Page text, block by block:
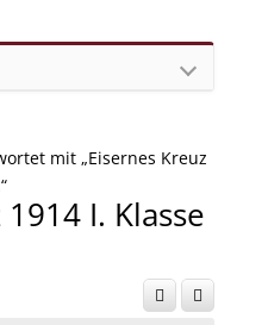
mit „Eisernes Kreuz
I. Klasse